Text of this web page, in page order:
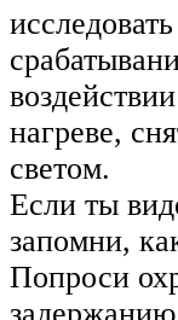
нагреве,
светом.
Если ты
запомни,
Попроси